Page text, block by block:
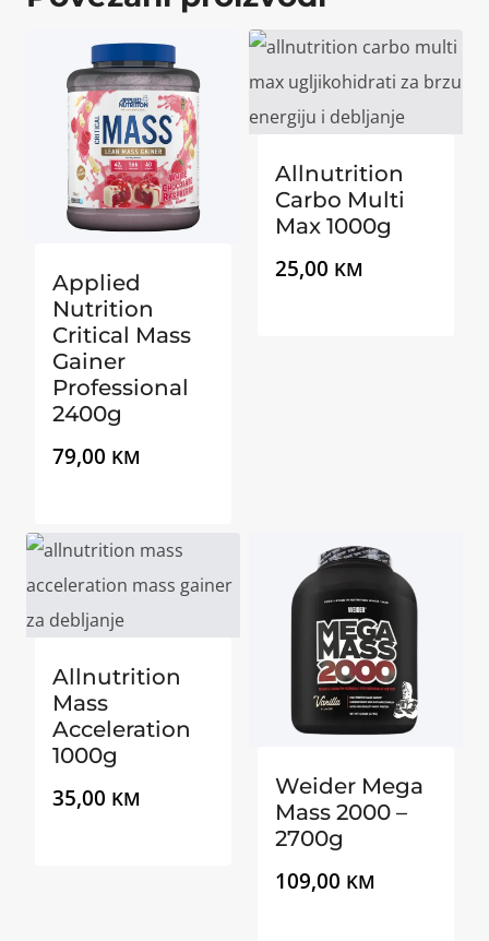
Applied
Nutrition
Critical Mass
Gainer
Professional
2400g
79,00 KM
Allnutrition
Carbo Multi
Max 1000g
25,00 KM
Allnutrition
Mass
Acceleration
1000g
35,00 KM
Weider Mega
Mass 2000 –
2700g
109,00 KM